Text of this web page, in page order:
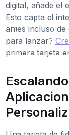
digital, añade el
Esto capta el
antes incluso
para lanzar?
primera tarjeta